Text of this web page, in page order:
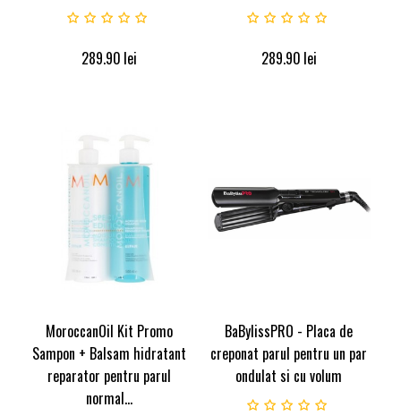
289.90 lei 289.90 lei
MoroccanOil Kit Promo
Sampon + Balsam hidratant
reparator pentru parul
normal...
BaBylissPRO - Placa de
creponat parul pentru un par
ondulat si cu volum